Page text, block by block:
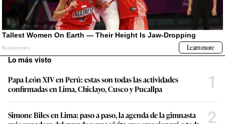
Lo más visto
Papa León XIV en Perú: estas son todas las actividades
confirmadas en Lima, Chiclayo, Cusco y Pucallpa
1
Simone Biles en Lima: paso a paso, la agenda de la gimnasta
2